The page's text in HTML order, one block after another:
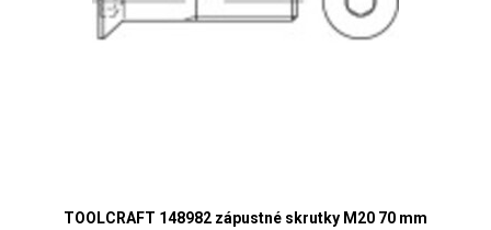
TOOLCRAFT 148982 zápustné skrutky M20 70 mm